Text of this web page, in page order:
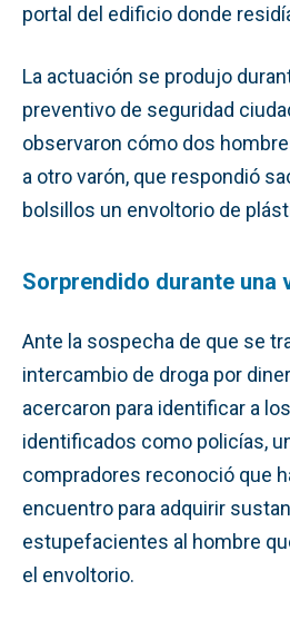
portal del edificio donde
La actuación se produjo
preventivo de seguridad
observaron cómo dos
a otro varón, que respondió
bolsillos un envoltorio de
Sorprendido durante una
Ante la sospecha de que se
intercambio de droga por
acercaron para identificar a
identificados como policías,
compradores reconoció que
encuentro para adquirir
estupefacientes al hombre
el envoltorio.